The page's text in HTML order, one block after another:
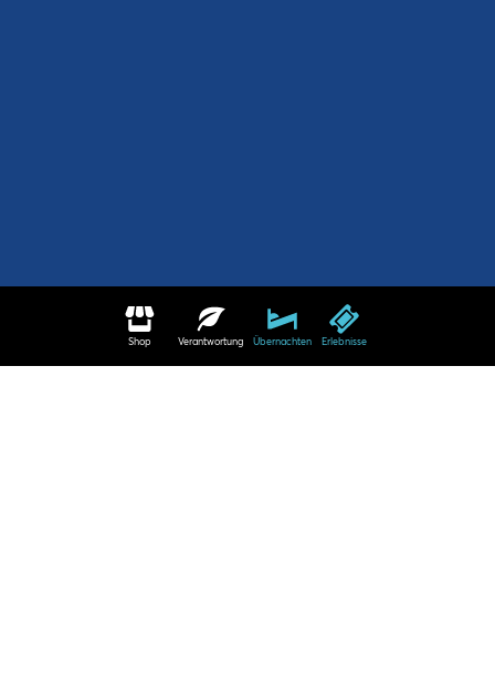
Shop Verantwortung Übernachten Erlebnisse